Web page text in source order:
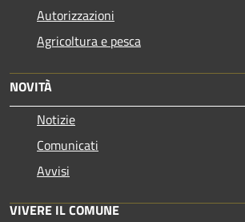
Autorizzazioni
Agricoltura e pesca
NOVITÀ
Notizie
Comunicati
Avvisi
VIVERE IL COMUNE